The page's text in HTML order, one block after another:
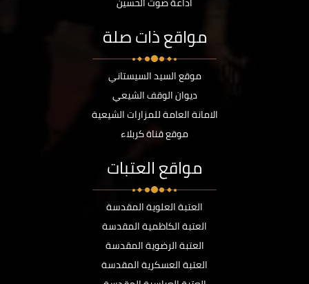
مواقع ذات صلة
موقع السيد السيستاني
ديوان الوقف الشيعي
الامانة العامة للمزارات الشيعية
موقع قناة كربلاء
مواقع العتبات
العتبة العلوية المقدسة
العتبة الكاظمية المقدسة
العتبة الرضوية المقدسة
العتبة العسكرية المقدسة